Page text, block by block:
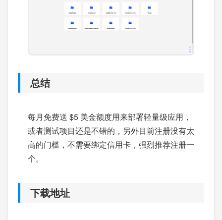
总结
每月免费送 $5 美金额度用来部署轻量级应用，
或者测试项目还是不错的，另外目前注册没有太
高的门槛，不需要绑定信用卡，强烈推荐注册一
个。
下载地址